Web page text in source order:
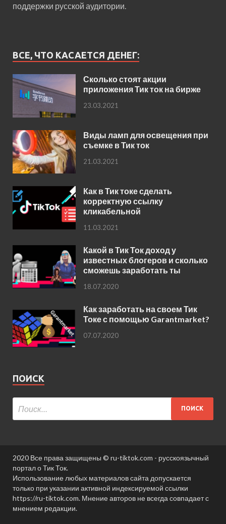
поддержки русской аудитории.
ВСЕ, ЧТО КАСАЕТСЯ ДЕНЕГ:
Сколько стоят акции
приложения Тик ток на бирже
23.03.2021
Виды ламп для освещения при
съемке в Тик ток
21.03.2021
Как в Тик токе сделать
корректную ссылку
кликабельной
11.03.2021
Какой в Тик Ток доход у
известных блогеров и сколько
сможешь заработать ты
18.07.2020
Как заработать на своем Тик
Токе с помощью Garantmarket?
07.07.2020
ПОИСК
2020 Все права защищены © ru-tiktok.com - русскоязычный
портал о Тик Ток.
Использование любых материалов сайта допускается
только при указании активной индексируемой ссылки
https://ru-tiktok.com. Мнение авторов не всегда совпадает с
мнением редакции.